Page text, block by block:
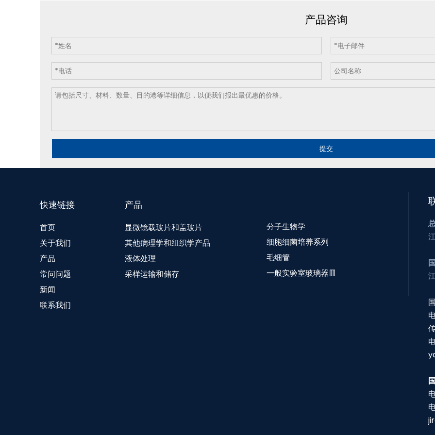
产品咨询
提交
快速链接
首页
关于我们
产品
常问问题
新闻
联系我们
产品
显微镜载玻片和盖玻片
其他病理学和组织学产品
液体处理
采样运输和储存
分子生物学
细胞细菌培养系列
毛细管
一般实验室玻璃器皿